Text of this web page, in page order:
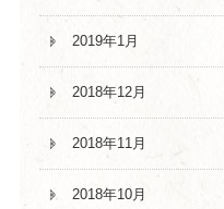
2019年1月
2018年12月
2018年11月
2018年10月